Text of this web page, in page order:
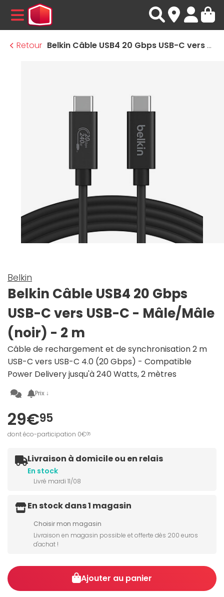
MENU
Retour
Belkin Câble USB4 20 Gbps USB-C vers USB-C - Mâle/Mâle (noir) - 2 m
Belkin
Belkin Câble USB4 20 Gbps
USB-C vers USB-C - Mâle/Mâle
(noir) - 2 m
Câble de rechargement et de synchronisation 2 m
USB-C vers USB-C 4.0 (20 Gbps) - Compatible
Power Delivery jusqu'à 240 Watts, 2 mètres
Prix ↓
29€95
dont éco-participation 0€05
Livraison à domicile ou en relais
En stock
Livré mardi 11/08
En stock dans 1 magasin
Choisir mon magasin
Livraison en magasin possible et offerte dès 200 euros
d'achat !
Ajouter au panier